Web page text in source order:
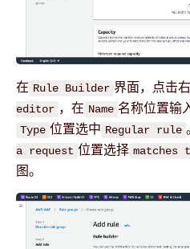
在 Rule Builder 界面，点击
editor ，在 Name 名称位置输
Type 位置选中 Regular rule
a request 位置选择 matches
图。